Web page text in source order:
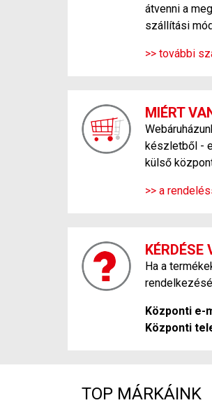
átvenni a
szállítási
>> további
MIÉRT
készletből -
külső
>> a
KÉRDÉSE
Ha a
Központi e-
Központi
TOP MÁRKÁINK